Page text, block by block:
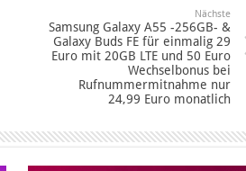
Nächste
Samsung Galaxy A55 -256GB- &
Galaxy Buds FE für einmalig 29
Euro mit 20GB LTE und 50 Euro
Wechselbonus bei
Rufnummermitnahme nur
24,99 Euro monatlich